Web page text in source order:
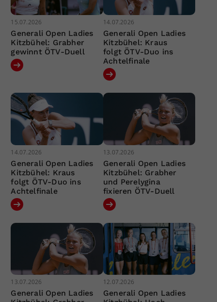
15.07.2026
Generali Open Ladies
Kitzbühel: Grabher
gewinnt ÖTV-Duell
14.07.2026
Generali Open Ladies
Kitzbühel: Kraus
folgt ÖTV-Duo ins
Achtelfinale
14.07.2026
Generali Open Ladies
Kitzbühel: Kraus
folgt ÖTV-Duo ins
Achtelfinale
13.07.2026
Generali Open Ladies
Kitzbühel: Grabher
und Perelygina
fixieren ÖTV-Duell
13.07.2026
Generali Open Ladies
12.07.2026
Generali Open Ladies